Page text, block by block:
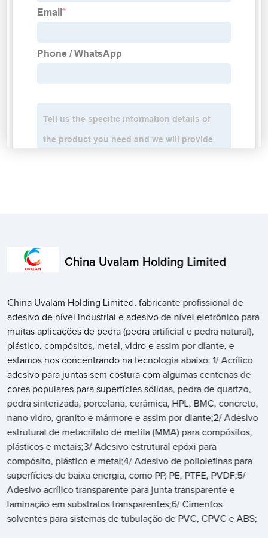
China Uvalam Holding Limited
China Uvalam Holding Limited, fabricante profissional de
adesivo de nível industrial e adesivo de nível eletrônico para
muitas aplicações de pedra (pedra artificial e pedra natural),
plástico, compósitos, metal, vidro e assim por diante, e
estamos nos concentrando na tecnologia abaixo: 1/ Acrílico
adesivo para juntas sem costura com algumas centenas de
cores populares para superfícies sólidas, pedra de quartzo,
pedra sinterizada, porcelana, cerâmica, HPL, BMC, concreto,
nano vidro, granito e mármore e assim por diante;2/ Adesivo
estrutural de metacrilato de metila (MMA) para compósitos,
plásticos e metais;3/ Adesivo estrutural epóxi para
compósito, plástico e metal;4/ Adesivo de poliolefinas para
superfícies de baixa energia, como PP, PE, PTFE, PVDF;5/
Adesivo acrílico transparente para junta transparente e
laminação em substratos transparentes;6/ Cimentos
solventes para sistemas de tubulação de PVC, CPVC e ABS;